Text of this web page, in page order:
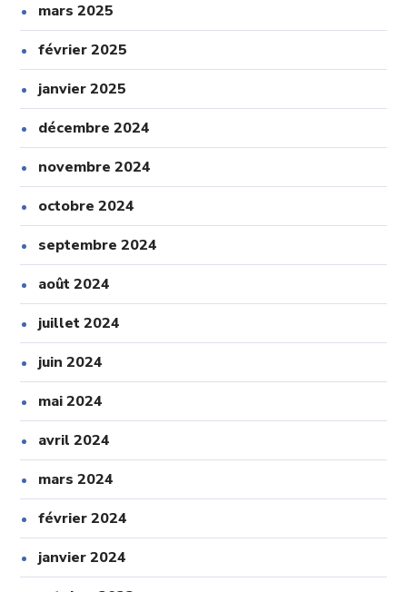
mars 2025
février 2025
janvier 2025
décembre 2024
novembre 2024
octobre 2024
septembre 2024
août 2024
juillet 2024
juin 2024
mai 2024
avril 2024
mars 2024
février 2024
janvier 2024